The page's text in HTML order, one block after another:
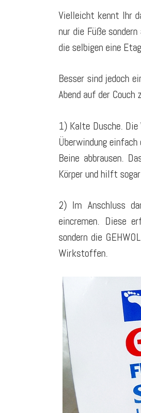
Vielleicht kennt Ihr
nur die Füße
die selbigen eine
Besser sind jedoch
Abend auf der Couch
1) Kalte Dusche.
Überwindung
Beine abbrausen.
Körper und hilft
2) Im Anschluss
eincremen. Diese
sondern die
Wirkstoffen.